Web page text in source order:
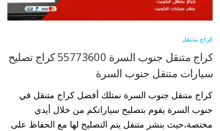
كراج متنقل
كراج متنقل جنوب السرة 55773600 كراج تصليح
سيارات متنقل جنوب السرة
كراج متنقل جنوب السرة نمتلك أفضل كراج متنقل في
جنوب السرة يقوم بتصليح سياراتكم من خلال أيدي
مختصة،حيث بنشر متنقل يتم التصليح لها مع الحفاظ على